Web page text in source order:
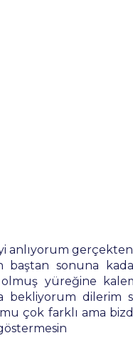
anlıyorum
baştan sonuna
yüreğine
bekliyorum dilerim
çok farklı ama